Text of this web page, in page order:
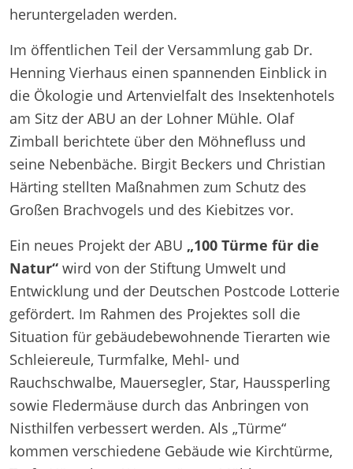
heruntergeladen werden.
Im öffentlichen Teil der Versammlung gab Dr.
Henning Vierhaus einen spannenden Einblick in
die Ökologie und Artenvielfalt des Insektenhotels
am Sitz der ABU an der Lohner Mühle. Olaf
Zimball berichtete über den Möhnefluss und
seine Nebenbäche. Birgit Beckers und Christian
Härting stellten Maßnahmen zum Schutz des
Großen Brachvogels und des Kiebitzes vor.
Ein neues Projekt der ABU „100 Türme für die
Natur“ wird von der Stiftung Umwelt und
Entwicklung und der Deutschen Postcode Lotterie
gefördert. Im Rahmen des Projektes soll die
Situation für gebäudebewohnende Tierarten wie
Schleiereule, Turmfalke, Mehl- und
Rauchschwalbe, Mauersegler, Star, Haussperling
sowie Fledermäuse durch das Anbringen von
Nisthilfen verbessert werden. Als „Türme“
kommen verschiedene Gebäude wie Kirchtürme,